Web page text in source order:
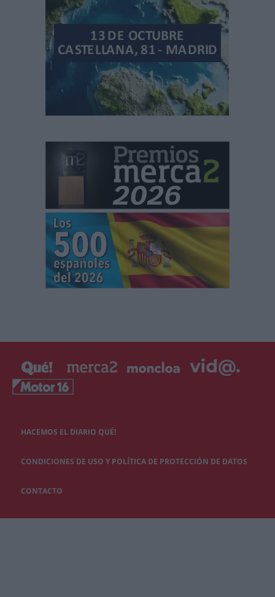
HACEMOS EL DIARIO QUÉ!
CONDICIONES DE USO Y POLÍTICA DE PROTECCIÓN DE DATOS
CONTACTO